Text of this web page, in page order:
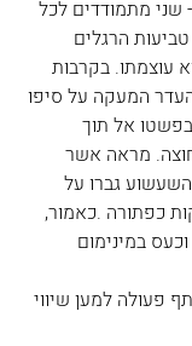
שני מתמודדים לכל
הרגלים
עוצמתו. בקרבות
המעקה על סיפו
אל תוך
מראה אשר
גברו על
כפתורה .כאמור,
במינימום
פעולה למען שיווי